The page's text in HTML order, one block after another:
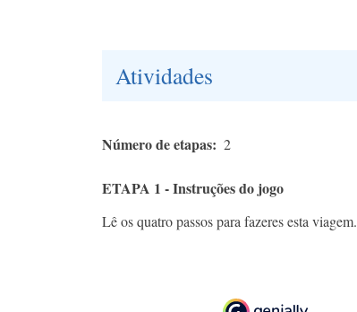
Atividades
Número de etapas 2
ETAPA 1 - Instruções do jogo
Lê os quatro passos para fazeres esta viagem.